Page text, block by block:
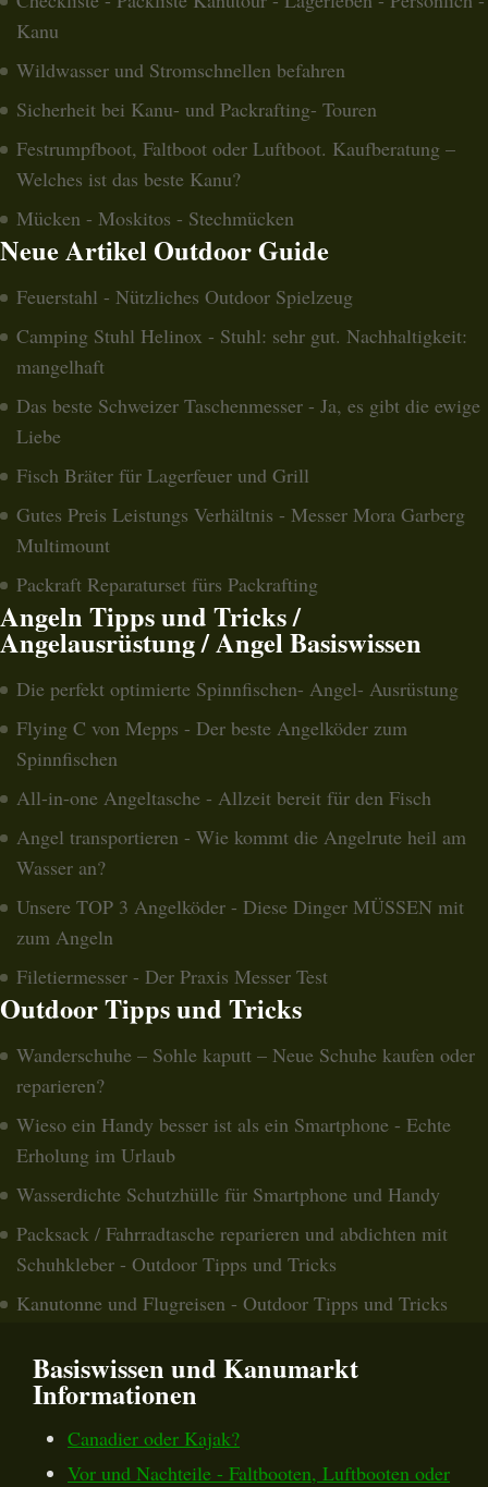
Kanu
Wildwasser und Stromschnellen befahren
Sicherheit bei Kanu- und Packrafting- Touren
Festrumpfboot, Faltboot oder Luftboot. Kaufberatung –
Welches ist das beste Kanu?
Mücken - Moskitos - Stechmücken
Neue Artikel Outdoor Guide
Feuerstahl - Nützliches Outdoor Spielzeug
Camping Stuhl Helinox - Stuhl: sehr gut. Nachhaltigkeit:
mangelhaft
Das beste Schweizer Taschenmesser - Ja, es gibt die ewige
Liebe
Fisch Bräter für Lagerfeuer und Grill
Gutes Preis Leistungs Verhältnis - Messer Mora Garberg
Multimount
Packraft Reparaturset fürs Packrafting
Angeln Tipps und Tricks /
Angelausrüstung / Angel Basiswissen
Die perfekt optimierte Spinnfischen- Angel- Ausrüstung
Flying C von Mepps - Der beste Angelköder zum
Spinnfischen
All-in-one Angeltasche - Allzeit bereit für den Fisch
Angel transportieren - Wie kommt die Angelrute heil am
Wasser an?
Unsere TOP 3 Angelköder - Diese Dinger MÜSSEN mit
zum Angeln
Filetiermesser - Der Praxis Messer Test
Outdoor Tipps und Tricks
Wanderschuhe – Sohle kaputt – Neue Schuhe kaufen oder
reparieren?
Wieso ein Handy besser ist als ein Smartphone - Echte
Erholung im Urlaub
Wasserdichte Schutzhülle für Smartphone und Handy
Packsack / Fahrradtasche reparieren und abdichten mit
Schuhkleber - Outdoor Tipps und Tricks
Kanutonne und Flugreisen - Outdoor Tipps und Tricks
Basiswissen und Kanumarkt
Informationen
Canadier oder Kajak?
Vor und Nachteile - Faltbooten, Luftbooten oder